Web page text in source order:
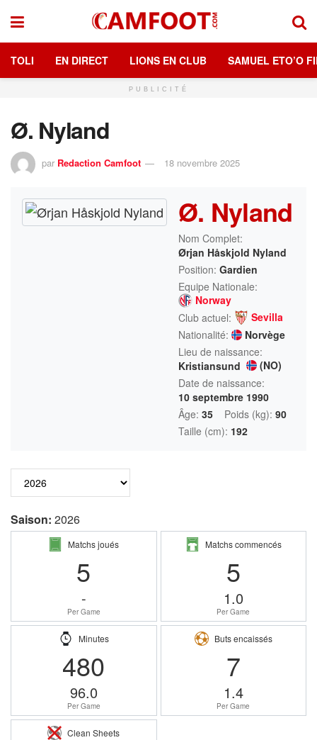
TOLI EN DIRECT LIONS EN CLUB SAMUEL ETO’O
PUBLICITÉ
Ø. Nyland
par Redaction Camfoot 18 novembre 2025
Ø. Nyland
Nom Complet:
Ørjan Håskjold Nyland
Position: Gardien
Equipe Nationale:
Norway
Club actuel:
Sevilla
Nationalité:
Norvège
Lieu de naissance:
Kristiansund
(NO)
Date de naissance:
10 septembre 1990
Âge: 35 Poids (kg): 90
Taille (cm): 192
Saison: 2026
Matchs joués
5
-
Per Game
Matchs commencés
5
1.0
Per Game
Minutes
480
96.0
Per Game
Buts encaissés
7
1.4
Per Game
Clean Sheets